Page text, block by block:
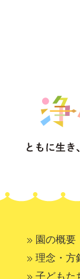
園の概要
理念・方
子どもた